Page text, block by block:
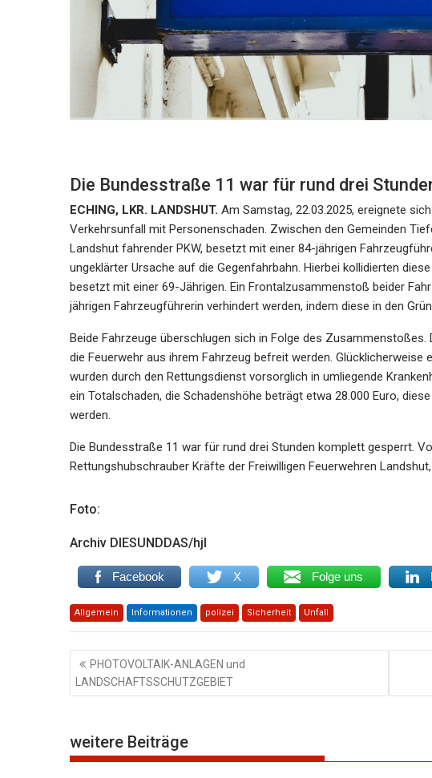
Die Bundesstraße 11 war für rund drei
ECHING, LKR. LANDSHUT. Am Samstag, 22.03.2025, ereignete
Verkehrsunfall mit Personenschaden. Zwischen den Gemeinden
Landshut fahrender PKW, besetzt mit einer 84-jährigen
ungeklärter Ursache auf die Gegenfahrbahn. Hierbei kollidierten
besetzt mit einer 69-Jährigen. Ein Frontalzusammenstoß beider
jährigen Fahrzeugführerin verhindert werden, indem diese in den
Beide Fahrzeuge überschlugen sich in Folge des
die Feuerwehr aus ihrem Fahrzeug befreit werden.
wurden durch den Rettungsdienst vorsorglich in umliegende
ein Totalschaden, die Schadenshöhe beträgt etwa 28.000 Euro,
werden.
Die Bundesstraße 11 war für rund drei Stunden komplett gesperrt.
Rettungshubschrauber Kräfte der Freiwilligen Feuerwehren
Foto:
Archiv DIESUNDDAS/hjl
Facebook X Folge uns
Allgemein Informationen polizei Sicherheit Unfall
Beitragsnavigation
PHOTOVOLTAIK-ANLAGEN und
LANDSCHAFTSSCHUTZGEBIET
weitere Beiträge